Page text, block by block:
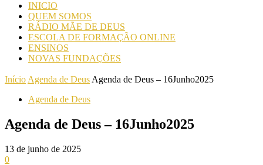
INICIO
QUEM SOMOS
RÁDIO MÃE DE DEUS
ESCOLA DE FORMAÇÃO ONLINE
ENSINOS
NOVAS FUNDAÇÕES
Início Agenda de Deus Agenda de Deus – 16Junho2025
Agenda de Deus
Agenda de Deus – 16Junho2025
13 de junho de 2025
0